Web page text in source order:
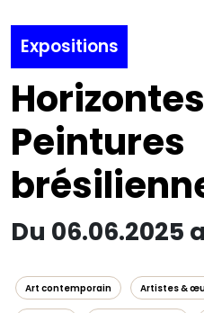
Expositions
Peintures
Du 06.06.2025
Art contemporain Artistes &